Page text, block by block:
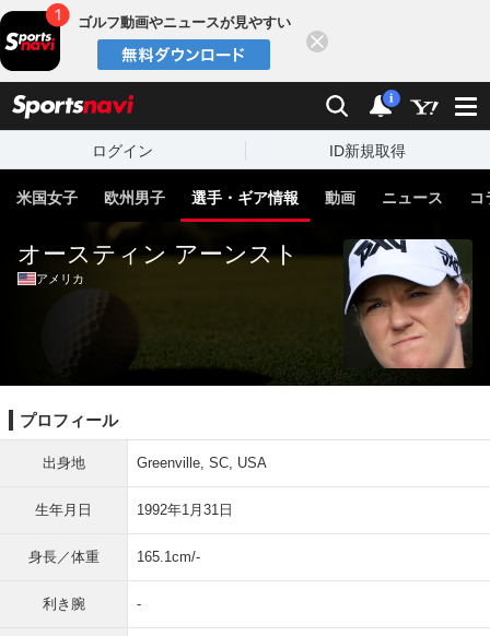
ゴルフ動画やニュースが見やすい
検索 通知
i
ログイン ID新規取得
米国女子 欧州男子 選手・ギア情報 動画 ニュース コ
オースティン アーンスト
アメリカ
プロフィール
出身地 Greenville, SC, USA
生年月日 1992年1月31日
身長／体重 165.1cm/-
利き腕 -